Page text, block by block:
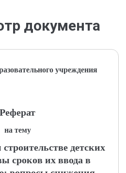
документа
учреждения
Реферат
на тему
детских
сроков их ввода в